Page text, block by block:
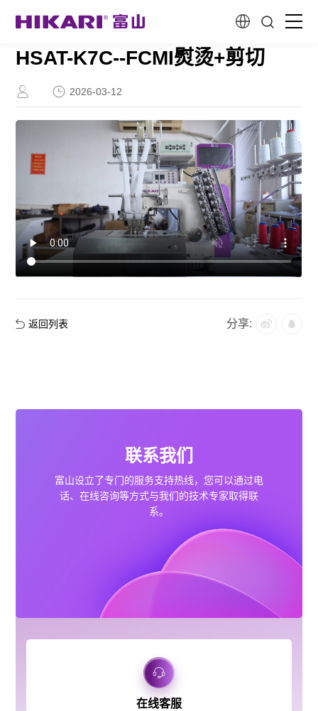
首页
新一代智能产品
创造性研发
客户故事
联系我们
HSAT-K7C--FCMI熨烫+剪切
2026-03-12
返回列表 分享:
联系我们
富山设立了专门的服务支持热线，您可以通过电
话、在线咨询等方式与我们的技术专家取得联
系。
在线客服